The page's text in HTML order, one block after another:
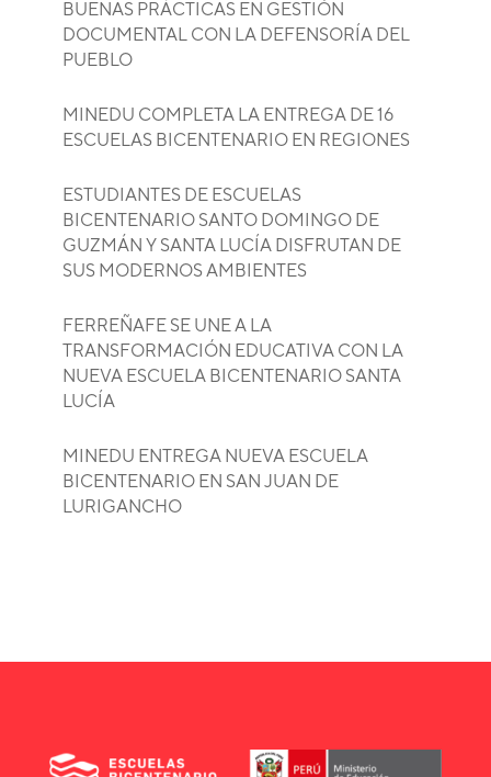
BUENAS PRÁCTICAS EN GESTIÓN
DOCUMENTAL CON LA DEFENSORÍA DEL
PUEBLO
MINEDU COMPLETA LA ENTREGA DE 16
ESCUELAS BICENTENARIO EN REGIONES
ESTUDIANTES DE ESCUELAS
BICENTENARIO SANTO DOMINGO DE
GUZMÁN Y SANTA LUCÍA DISFRUTAN DE
SUS MODERNOS AMBIENTES
FERREÑAFE SE UNE A LA
TRANSFORMACIÓN EDUCATIVA CON LA
NUEVA ESCUELA BICENTENARIO SANTA
LUCÍA
MINEDU ENTREGA NUEVA ESCUELA
BICENTENARIO EN SAN JUAN DE
LURIGANCHO